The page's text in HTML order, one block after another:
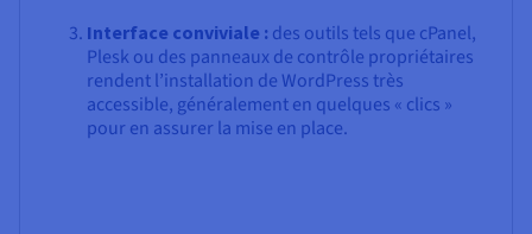
Interface conviviale : des outils tels que cPanel,
Plesk ou des panneaux de contrôle propriétaires
rendent l’installation de WordPress très
accessible, généralement en quelques « clics »
pour en assurer la mise en place.